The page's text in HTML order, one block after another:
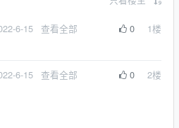
6-15 查看全部 0 1楼
6-15 查看全部 0 2楼